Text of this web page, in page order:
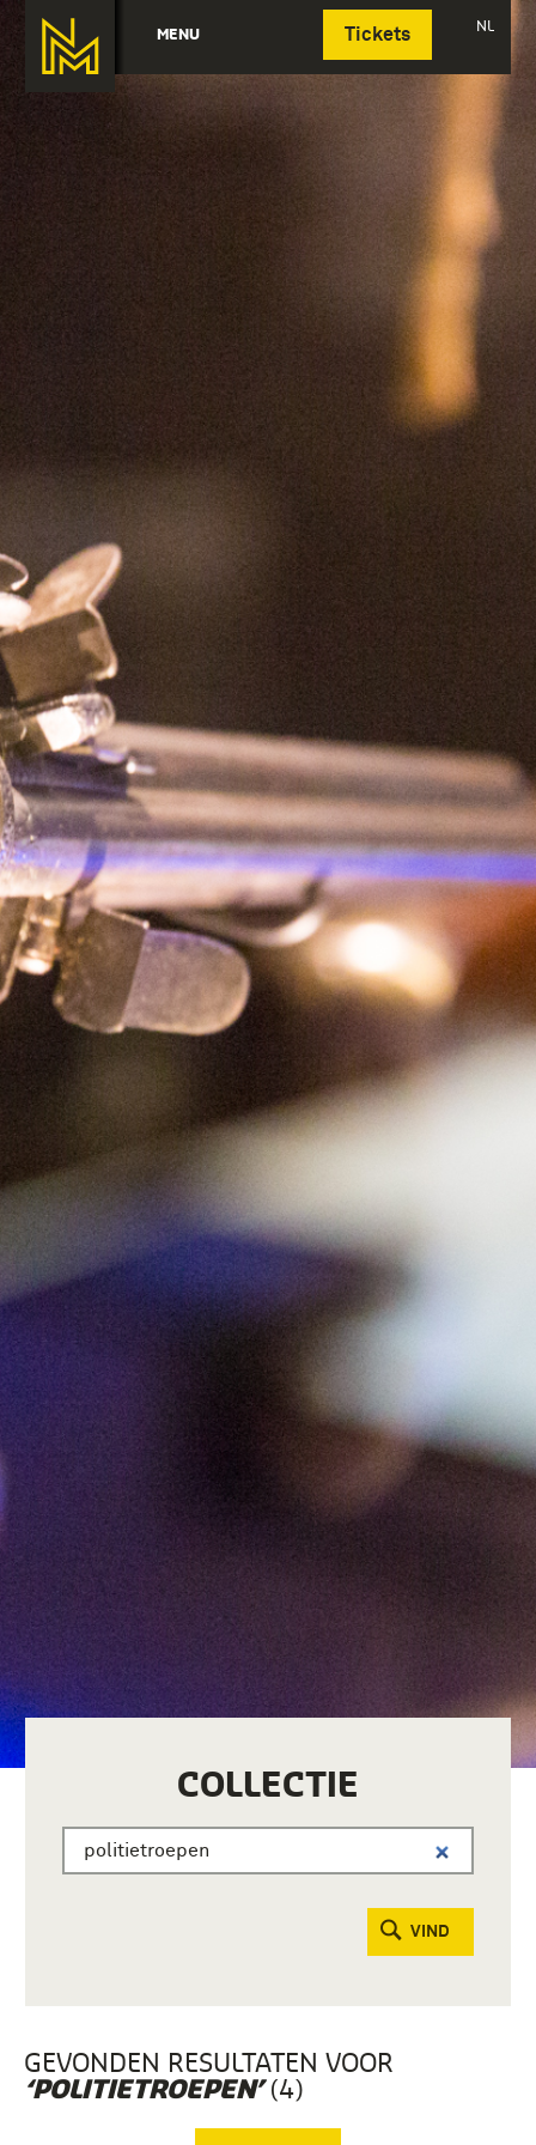
MENU Tickets NL
Deutsch
COLLECTIE
VIND
GEVONDEN RESULTATEN VOOR
‘POLITIETROEPEN’(4)